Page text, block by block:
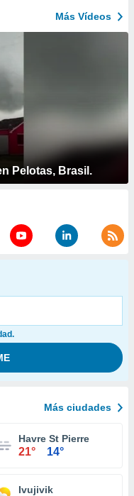
Más Vídeos
Pelotas, Brasil.
Más ciudades
Havre St Pierre
21° 14°
Ivujivik